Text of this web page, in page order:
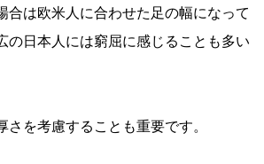
合は欧米人に合わせた足の幅になって
の日本人には窮屈に感じることも多い
さを考慮することも重要です。